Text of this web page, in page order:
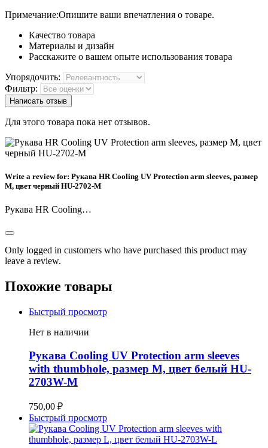
Примечание:Опишите ваши впечатления о товаре.
Качество товара
Материалы и дизайн
Расскажите о вашем опыте использования товара
Упорядочить:
Фильтр:
Написать отзыв
Для этого товара пока нет отзывов.
Write a review for: Рукава HR Cooling UV Protection arm sleeves, размер
M, цвет черный HU-2702-M
Рукава HR Cooling…
Only logged in customers who have purchased this product may
leave a review.
Похожие товары
Быстрый просмотр
Нет в наличии
Рукава Cooling UV Protection arm sleeves
with thumbhole, размер M, цвет белый HU-
2703W-M
750,00 ₽
Быстрый просмотр